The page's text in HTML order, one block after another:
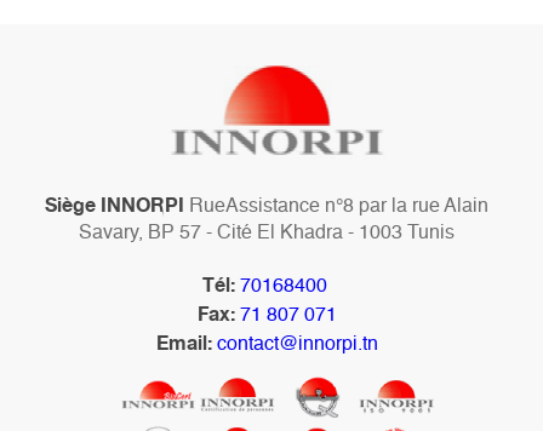
Siège INNORPI RueAssistance n°8 par la rue Alain
Savary, BP 57 - Cité El Khadra - 1003 Tunis
Tél: 70168400
Fax: 71 807 071
Email: contact@innorpi.tn